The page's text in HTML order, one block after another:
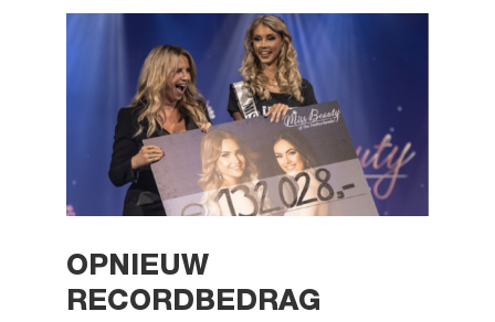
OPNIEUW
RECORDBEDRAG